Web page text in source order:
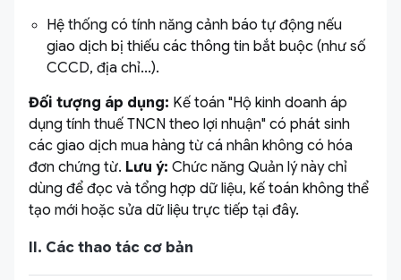
Hệ thống có tính năng cảnh báo tự động nếu
giao dịch bị thiếu các thông tin bắt buộc (như số
CCCD, địa chỉ...).
Đối tượng áp dụng: Kế toán "Hộ kinh doanh áp
dụng tính thuế TNCN theo lợi nhuận" có phát sinh
các giao dịch mua hàng từ cá nhân không có hóa
đơn chứng từ. Lưu ý: Chức năng Quản lý này chỉ
dùng để đọc và tổng hợp dữ liệu, kế toán không thể
tạo mới hoặc sửa dữ liệu trực tiếp tại đây.
II. Các thao tác cơ bản